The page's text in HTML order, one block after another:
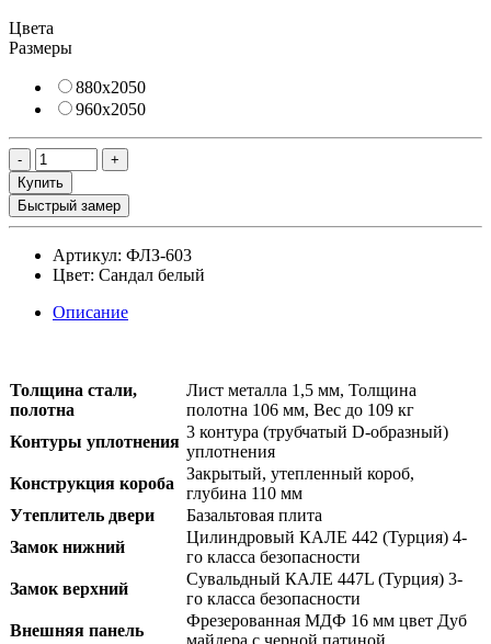
Цвета
Размеры
880х2050
960х2050
Купить
Быстрый замер
Артикул: ФЛЗ-603
Цвет: Сандал белый
Описание
Толщина стали,
полотна
Лист металла 1,5 мм, Толщина
полотна 106 мм, Вес до 109 кг
Контуры уплотнения
3 контура (трубчатый D-образный)
уплотнения
Конструкция короба
Закрытый, утепленный короб,
глубина 110 мм
Утеплитель двери
Базальтовая плита
Замок нижний
Цилиндровый КАЛЕ 442 (Турция) 4-
го класса безопасности
Замок верхний
Сувальдный КАЛЕ 447L (Турция) 3-
го класса безопасности
Внешняя панель
Фрезерованная МДФ 16 мм цвет Дуб
майдера с черной патиной